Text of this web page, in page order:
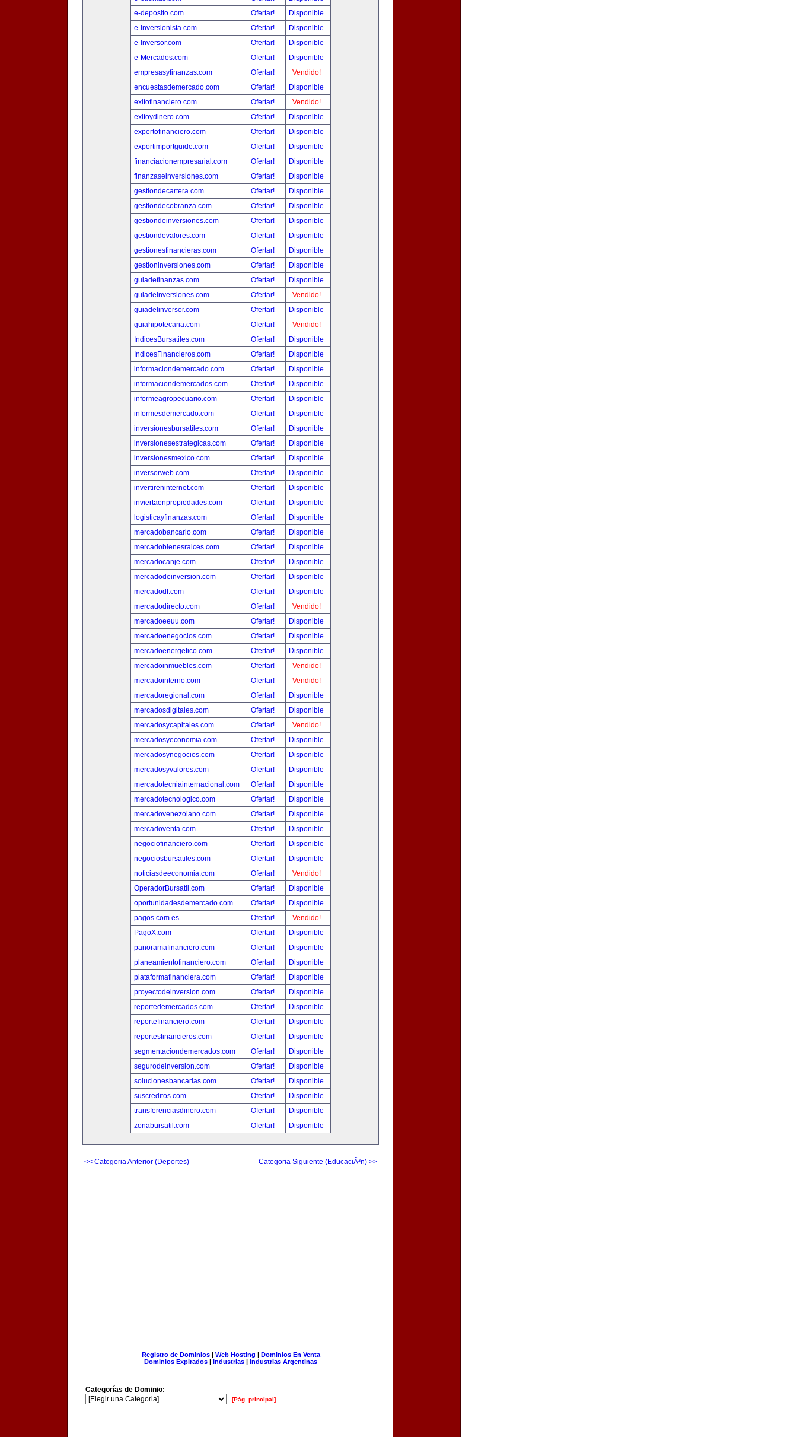
e-deposito.com
Ofertar!
Disponible
e-Inversionista.com
Ofertar!
Disponible
e-Inversor.com
Ofertar!
Disponible
e-Mercados.com
Ofertar!
Disponible
empresasyfinanzas.com
Ofertar!
Vendido!
encuestasdemercado.com
Ofertar!
Disponible
exitofinanciero.com
Ofertar!
Vendido!
exitoydinero.com
Ofertar!
Disponible
expertofinanciero.com
Ofertar!
Disponible
exportimportguide.com
Ofertar!
Disponible
financiacionempresarial.com
Ofertar!
Disponible
finanzaseinversiones.com
Ofertar!
Disponible
gestiondecartera.com
Ofertar!
Disponible
gestiondecobranza.com
Ofertar!
Disponible
gestiondeinversiones.com
Ofertar!
Disponible
gestiondevalores.com
Ofertar!
Disponible
gestionesfinancieras.com
Ofertar!
Disponible
gestioninversiones.com
Ofertar!
Disponible
guiadefinanzas.com
Ofertar!
Disponible
guiadeinversiones.com
Ofertar!
Vendido!
guiadelinversor.com
Ofertar!
Disponible
guiahipotecaria.com
Ofertar!
Vendido!
IndicesBursatiles.com
Ofertar!
Disponible
IndicesFinancieros.com
Ofertar!
Disponible
informaciondemercado.com
Ofertar!
Disponible
informaciondemercados.com
Ofertar!
Disponible
informeagropecuario.com
Ofertar!
Disponible
informesdemercado.com
Ofertar!
Disponible
inversionesbursatiles.com
Ofertar!
Disponible
inversionesestrategicas.com
Ofertar!
Disponible
inversionesmexico.com
Ofertar!
Disponible
inversorweb.com
Ofertar!
Disponible
invertireninternet.com
Ofertar!
Disponible
inviertaenpropiedades.com
Ofertar!
Disponible
logisticayfinanzas.com
Ofertar!
Disponible
mercadobancario.com
Ofertar!
Disponible
mercadobienesraices.com
Ofertar!
Disponible
mercadocanje.com
Ofertar!
Disponible
mercadodeinversion.com
Ofertar!
Disponible
mercadodf.com
Ofertar!
Disponible
mercadodirecto.com
Ofertar!
Vendido!
mercadoeeuu.com
Ofertar!
Disponible
mercadoenegocios.com
Ofertar!
Disponible
mercadoenergetico.com
Ofertar!
Disponible
mercadoinmuebles.com
Ofertar!
Vendido!
mercadointerno.com
Ofertar!
Vendido!
mercadoregional.com
Ofertar!
Disponible
mercadosdigitales.com
Ofertar!
Disponible
mercadosycapitales.com
Ofertar!
Vendido!
mercadosyeconomia.com
Ofertar!
Disponible
mercadosynegocios.com
Ofertar!
Disponible
mercadosyvalores.com
Ofertar!
Disponible
mercadotecniainternacional.com
Ofertar!
Disponible
mercadotecnologico.com
Ofertar!
Disponible
mercadovenezolano.com
Ofertar!
Disponible
mercadoventa.com
Ofertar!
Disponible
negociofinanciero.com
Ofertar!
Disponible
negociosbursatiles.com
Ofertar!
Disponible
noticiasdeeconomia.com
Ofertar!
Vendido!
OperadorBursatil.com
Ofertar!
Disponible
oportunidadesdemercado.com
Ofertar!
Disponible
pagos.com.es
Ofertar!
Vendido!
PagoX.com
Ofertar!
Disponible
panoramafinanciero.com
Ofertar!
Disponible
planeamientofinanciero.com
Ofertar!
Disponible
plataformafinanciera.com
Ofertar!
Disponible
proyectodeinversion.com
Ofertar!
Disponible
reportedemercados.com
Ofertar!
Disponible
reportefinanciero.com
Ofertar!
Disponible
reportesfinancieros.com
Ofertar!
Disponible
segmentaciondemercados.com
Ofertar!
Disponible
segurodeinversion.com
Ofertar!
Disponible
solucionesbancarias.com
Ofertar!
Disponible
suscreditos.com
Ofertar!
Disponible
transferenciasdinero.com
Ofertar!
Disponible
zonabursatil.com
Ofertar! Disponible
<< Categoria Anterior (Deportes) Categoria Siguiente (EducaciÃ³n) >>
Registro de Dominios| Web Hosting | Dominios En Venta
Dominios Expirados | Industrias | Industrias Argentinas
Categorías de Dominio:
[Pág. principal]